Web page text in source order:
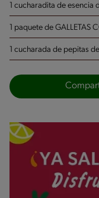
1 cucharadita de esencia
1 paquete de GALLETAS
1 cucharada de pepitas